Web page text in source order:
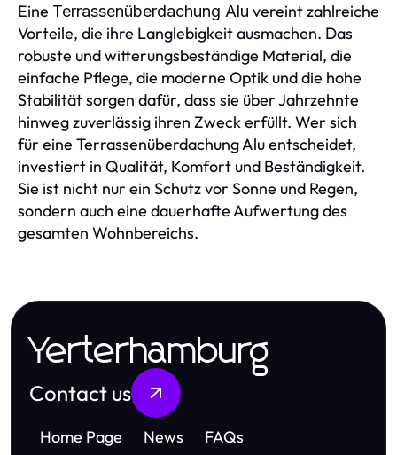
Eine Terrassenüberdachung Alu vereint zahlreiche
Vorteile, die ihre Langlebigkeit ausmachen. Das
robuste und witterungsbeständige Material, die
einfache Pflege, die moderne Optik und die hohe
Stabilität sorgen dafür, dass sie über Jahrzehnte
hinweg zuverlässig ihren Zweck erfüllt. Wer sich
für eine Terrassenüberdachung Alu entscheidet,
investiert in Qualität, Komfort und Beständigkeit.
Sie ist nicht nur ein Schutz vor Sonne und Regen,
sondern auch eine dauerhafte Aufwertung des
gesamten Wohnbereichs.
Yerterhamburg
Contact us
Home Page News FAQs